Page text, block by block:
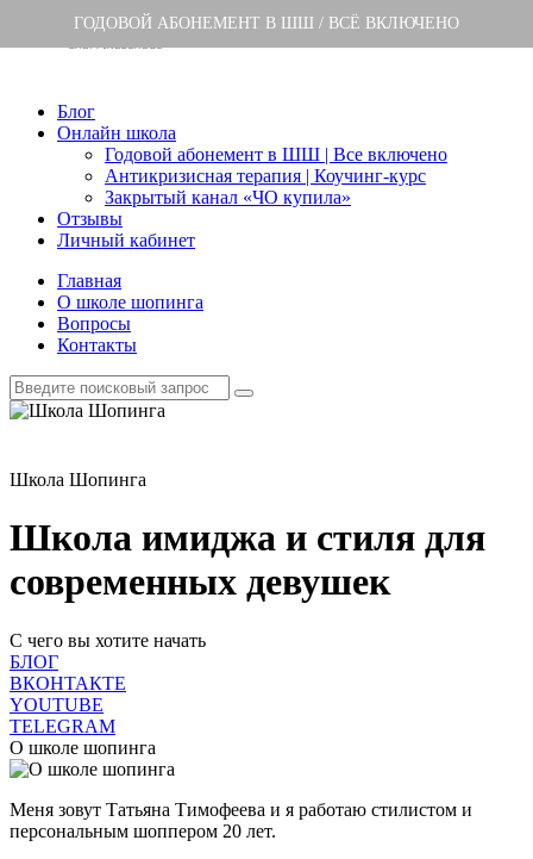
ГОДОВОЙ АБОНЕМЕНТ В ШШ / ВСЁ ВКЛЮЧЕНО
Блог
Онлайн школа
Годовой абонемент в ШШ | Все включено
Антикризисная терапия | Коучинг-курс
Закрытый канал «ЧО купила»
Отзывы
Личный кабинет
Главная
О школе шопинга
Вопросы
Контакты
Школа Шопинга
Школа имиджа и стиля для
современных девушек
С чего вы хотите начать
БЛОГ
ВКОНТАКТЕ
YOUTUBE
TELEGRAM
О школе шопинга
Меня зовут Татьяна Тимофеева и я работаю стилистом и
персональным шоппером 20 лет.